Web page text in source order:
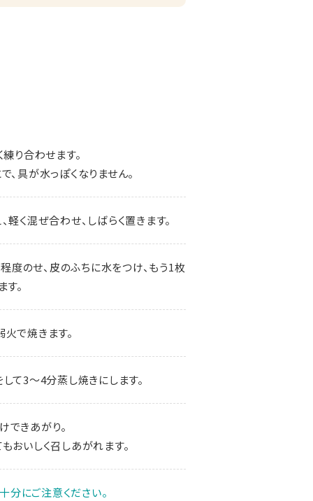
り合わせます。
具が水っぽくなりません。
く混ぜ合わせ、しばらく置きます。
度のせ、皮のふちに水をつけ、もう1枚
。
で焼きます。
て3～4分蒸し焼きにします。
できあがり。
おいしく召しあがれます。
にご注意ください。